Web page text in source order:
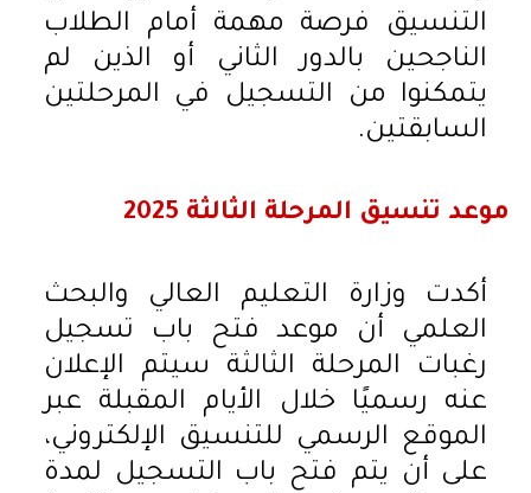
التنسيق فرصة مهمة أمام الطلاب
الناجحين بالدور الثاني أو الذين لم
يتمكنوا من التسجيل في المرحلتين
السابقتين.
موعد تنسيق المرحلة الثالثة 2025
أكدت وزارة التعليم العالي والبحث
العلمي أن موعد فتح باب تسجيل
رغبات المرحلة الثالثة سيتم الإعلان
عنه رسميًا خلال الأيام المقبلة عبر
الموقع الرسمي للتنسيق الإلكتروني،
على أن يتم فتح باب التسجيل لمدة